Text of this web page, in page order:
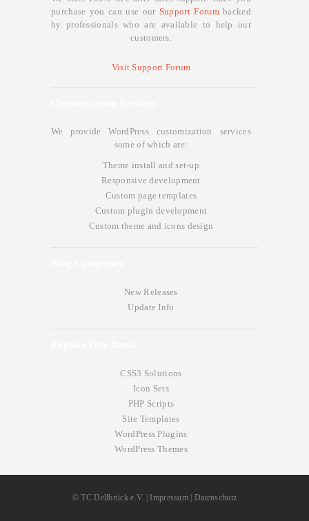
purchase you can use our Support Forumbacked
by professionals who are available to help our
customers.
Visit Support Forum
We provide WordPress customization services
some of which are:
Theme install and set-up
Responsive development
Custom page templates
Custom plugin development
Custom theme and icons design
New Releases
Update Info
CSS3 Solutions
Icon Sets
PHP Scripts
Site Templates
WordPress Plugins
WordPress Themes
©TC Dellbrück e.V. | Impressum | Datenschutz